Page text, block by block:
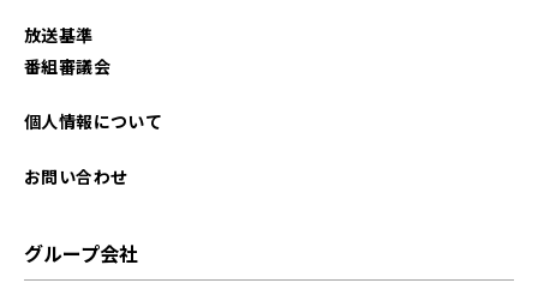
2024年11月
2024年08月
放送基準
番組審議会
個人情報について
お問い合わせ
グループ会社